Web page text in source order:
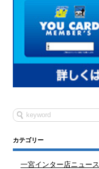
カテゴリー
一宮インター店ニュース